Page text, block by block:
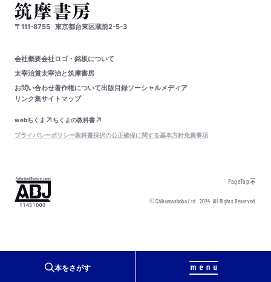
本をさがす
〒111-8755 東京都台東区蔵前2-5-3
会社概要会社ロゴ・銘板について
太宰治賞太宰治と筑摩書房
お問い合わせ著作権について出版目録ソーシャルメディア
リンク集サイトマップ
webちくま
ちくまの教科書
プライバシーポリシー教科書採択の公正確保に関する基本方針免責事項
PageTop
© Chikumashobo Ltd.2024 All Rights Reserved.